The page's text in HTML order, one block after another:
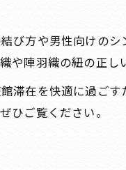
び方や男性向けの
や陣羽織の紐の正し
滞在を快適に過ご
ひご覧ください。